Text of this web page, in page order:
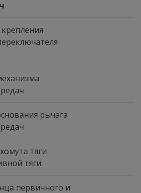
рычага
тяги
тяги
первичного и